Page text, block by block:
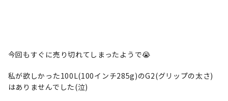
今回もすぐに売り切れてしまったようで😭
私が欲しかった100L(100インチ285g)のG2(グリップの太さ)
はありませんでした(泣)